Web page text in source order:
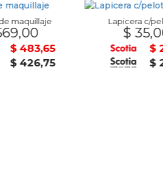
Lapicera c/pelotitas
$ 29,75
$ 26,25